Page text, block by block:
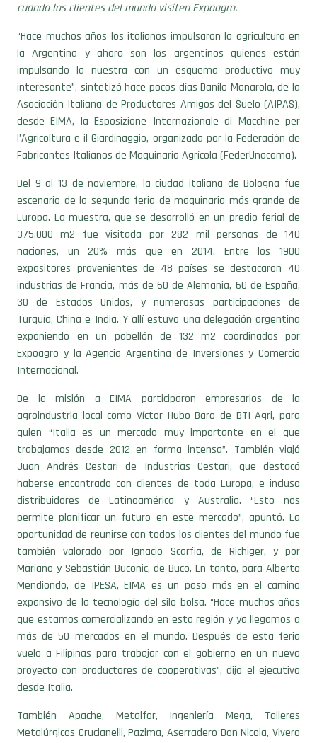
cuando los clientes del mundo visiten Expoagro.
“Hace muchos años los italianos impulsaron la agricultura en
la Argentina y ahora son los argentinos quienes están
impulsando la nuestra con un esquema productivo muy
interesante”, sintetizó hace pocos días Danilo Manarola, de la
Asociación Italiana de Productores Amigos del Suelo (AIPAS),
desde EIMA, la Esposizione Internazionale di Macchine per
l’Agricoltura e il Giardinaggio, organizada por la Federación de
Fabricantes Italianos de Maquinaria Agrícola (FederUnacoma).
Del 9 al 13 de noviembre, la ciudad italiana de Bologna fue
escenario de la segunda feria de maquinaria más grande de
Europa. La muestra, que se desarrolló en un predio ferial de
375.000 m2 fue visitada por 282 mil personas de 140
naciones, un 20% más que en 2014. Entre los 1900
expositores provenientes de 48 países se destacaron 40
industrias de Francia, más de 60 de Alemania, 60 de España,
30 de Estados Unidos, y numerosas participaciones de
Turquía, China e India. Y allí estuvo una delegación argentina
exponiendo en un pabellón de 132 m2 coordinados por
Expoagro y la Agencia Argentina de Inversiones y Comercio
Internacional.
De la misión a EIMA participaron empresarios de la
agroindustria local como Víctor Hubo Baro de BTI Agri, para
quien “Italia es un mercado muy importante en el que
trabajamos desde 2012 en forma intensa”. También viajó
Juan Andrés Cestari de Industrias Cestari, que destacó
haberse encontrado con clientes de toda Europa, e incluso
distribuidores de Latinoamérica y Australia. “Esto nos
permite planificar un futuro en este mercado”, apuntó. La
oportunidad de reunirse con todos los clientes del mundo fue
también valorado por Ignacio Scarfia, de Richiger, y por
Mariano y Sebastián Buconic, de Buco. En tanto, para Alberto
Mendiondo, de IPESA, EIMA es un paso más en el camino
expansivo de la tecnología del silo bolsa. “Hace muchos años
que estamos comercializando en esta región y ya llegamos a
más de 50 mercados en el mundo. Después de esta feria
vuelo a Filipinas para trabajar con el gobierno en un nuevo
proyecto con productores de cooperativas”, dijo el ejecutivo
desde Italia.
También Apache, Metalfor, Ingeniería Mega, Talleres
Metalúrgicos Crucianelli, Pazima, Aserradero Don Nicola, Vivero